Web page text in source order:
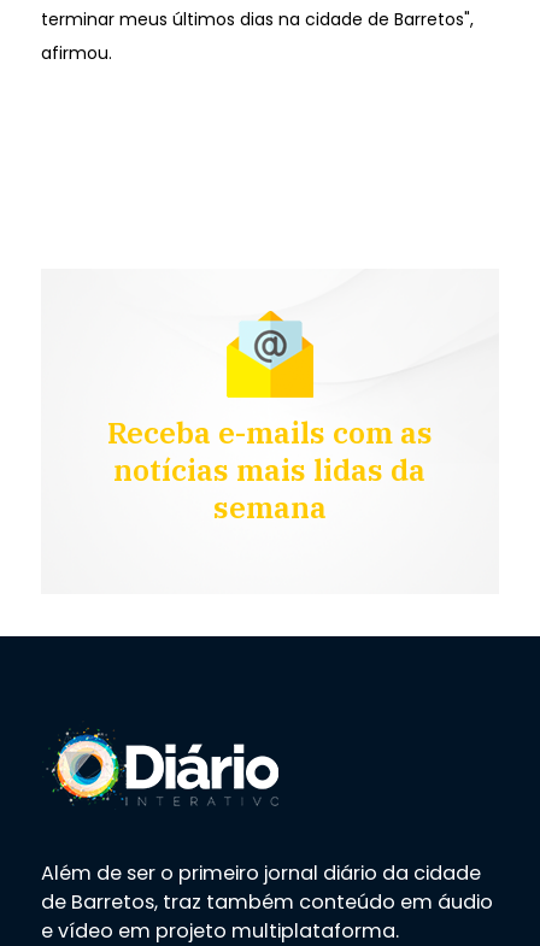
terminar meus últimos dias na cidade de Barretos",
afirmou.
Receba e-mails com as
notícias mais lidas da
semana
Além de ser o primeiro jornal diário da cidade
de Barretos, traz também conteúdo em áudio
e vídeo em projeto multiplataforma.